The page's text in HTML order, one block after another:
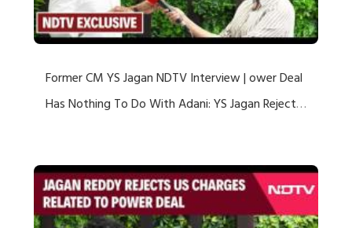
Former CM YS Jagan NDTV Interview | ower Deal
Has Nothing To Do With Adani: YS Jagan Rejects